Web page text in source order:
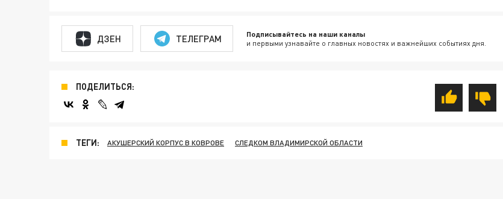
ДЗЕН ТЕЛЕГРАМ Подписывайтесь на наши каналы
и первыми узнавайте о главных новостях и важнейших событиях дня.
ПОДЕЛИТЬСЯ:
ТЕГИ: АКУШЕРСКИЙ КОРПУС В КОВРОВЕ СЛЕДКОМ ВЛАДИМИРСКОЙ ОБЛАСТИ